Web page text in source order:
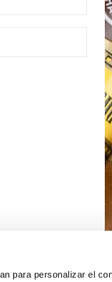
para personalizar el